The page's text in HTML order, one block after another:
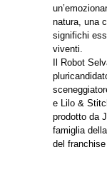
natura, una
significhi
viventi.
Il Robot
e Lilo &
prodotto da
famiglia
del